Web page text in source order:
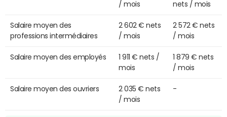
/ mois
nets / mois
Salaire moyen des
professions intermédiaires
2 602 € nets
/ mois
2 572 € nets
/ mois
Salaire moyen des employés
1 911 € nets /
mois
1 879 € nets
/ mois
Salaire moyen des ouvriers
2 035 € nets
/ mois
-